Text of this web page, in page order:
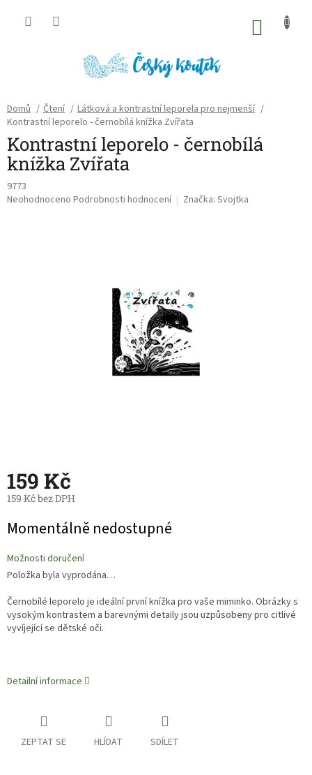
Domů / Čtení / Látková a kontrastní leporela pro nejmenší /
Kontrastní leporelo - černobílá knížka Zvířata
Kontrastní leporelo - černobílá
knížka Zvířata
9773
Průměrné
Neohodnoceno Podrobnosti hodnocení Značka: Svojtka
159 Kč
159 Kč bez DPH
cena:
Momentálně nedostupné
Možnosti doručení
Položka byla vyprodána…
Černobílé leporelo je ideální první knížka pro vaše miminko. Obrázky s
vysokým kontrastem a barevnými detaily jsou uzpůsobeny pro citlivé
vyvíjející se dětské oči.
Detailní informace
ZEPTAT SE HLÍDAT SDÍLET